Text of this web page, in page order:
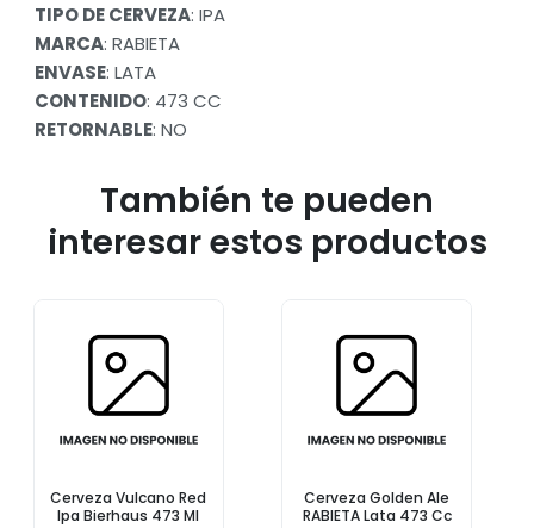
TIPO DE CERVEZA: IPA
MARCA: RABIETA
ENVASE: LATA
CONTENIDO: 473 CC
RETORNABLE: NO
También te pueden
interesar estos productos
Cerveza Vulcano Red
Ipa Bierhaus 473 Ml
Cerveza Golden Ale
RABIETA Lata 473 Cc